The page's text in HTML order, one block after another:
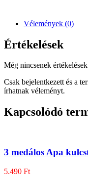
Vélemények (0)
Értékelések
Még nincsenek
Csak bejelentkezett és a
írhatnak véleményt.
Kapcsolódó
3 medálos Apa
5.490 Ft